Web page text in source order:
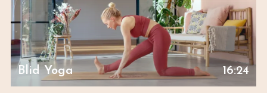
Blid Yoga 16:24